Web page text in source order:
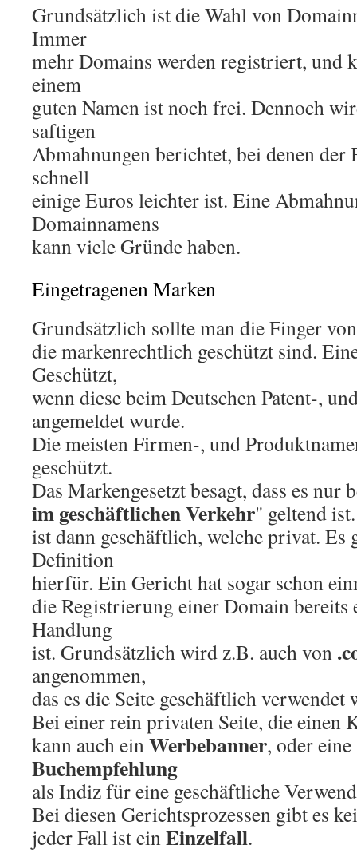
Grundsätzlich ist die Wahl von
Immer
mehr Domains werden registriert, und
einem
guten Namen ist noch frei. Dennoch
saftigen
Abmahnungen berichtet, bei denen der
schnell
einige Euros leichter ist. Eine
Domainnamens
kann viele Gründe haben.
Eingetragenen Marken
Grundsätzlich sollte man die Finger
die markenrechtlich geschützt sind.
Geschützt,
wenn diese beim Deutschen Patent-,
angemeldet wurde.
Die meisten Firmen-, und
geschützt.
Das Markengesetzt besagt, dass es nur
im geschäftlichen Verkehr" geltend
ist dann geschäftlich, welche privat. Es
Definition
hierfür. Ein Gericht hat sogar schon
die Registrierung einer Domain bereits
Handlung
ist. Grundsätzlich wird z.B. auch von
angenommen,
das es die Seite geschäftlich verwendet
Bei einer rein privaten Seite, die einen
kann auch einWerbebanner, oder
Buchempfehlung
als Indiz für eine geschäftliche
Bei diesen Gerichtsprozessen gibt es
jeder Fall ist einEinzelfall.